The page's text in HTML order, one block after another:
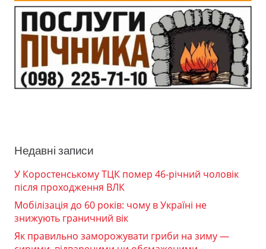
Недавні записи
У Коростенському ТЦК помер 46-річний чоловік
після проходження ВЛК
Мобілізація до 60 років: чому в Україні не
знижують граничний вік
Як правильно заморожувати гриби на зиму —